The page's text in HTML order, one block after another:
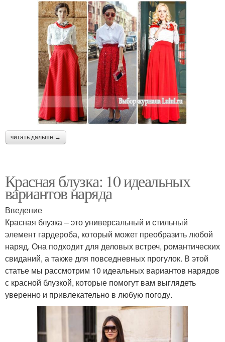
читать дальше →
Красная блузка: 10 идеальных
вариантов наряда
Введение
Красная блузка – это универсальный и стильный
элемент гардероба, который может преобразить любой
наряд. Она подходит для деловых встреч, романтических
свиданий, а также для повседневных прогулок. В этой
статье мы рассмотрим 10 идеальных вариантов нарядов
с красной блузкой, которые помогут вам выглядеть
уверенно и привлекательно в любую погоду.